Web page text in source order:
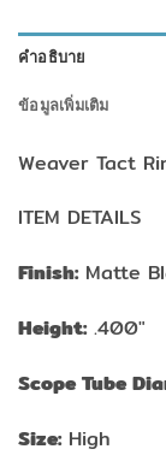
คำอธิบาย
ข้อมูลเพิ่มเติม
Weaver Tact
ITEM DETAILS
Finish:Matte
Height:.400″
Scope Tube
Size:High